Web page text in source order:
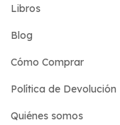
Libros
Blog
Cómo Comprar
Política de Devolución
Quiénes somos